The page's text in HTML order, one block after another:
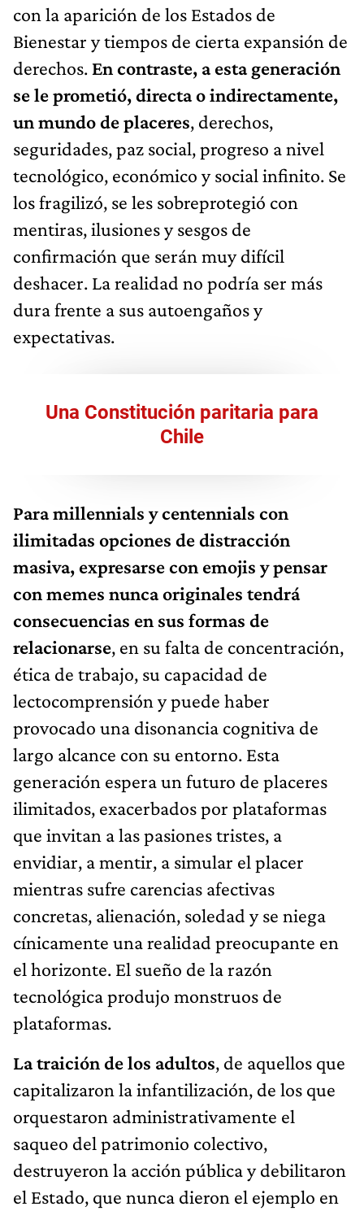
con la aparición de los Estados de
Bienestar y tiempos de cierta expansión de
derechos. En contraste, a esta generación
se le prometió, directa o indirectamente,
un mundo de placeres, derechos,
seguridades, paz social, progreso a nivel
tecnológico, económico y social infinito. Se
los fragilizó, se les sobreprotegió con
mentiras, ilusiones y sesgos de
confirmación que serán muy difícil
deshacer. La realidad no podría ser más
dura frente a sus autoengaños y
expectativas.
Una Constitución paritaria para
Chile
Para millennials y centennials con
ilimitadas opciones de distracción
masiva, expresarse con emojis y pensar
con memes nunca originales tendrá
consecuencias en sus formas de
relacionarse, en su falta de concentración,
ética de trabajo, su capacidad de
lectocomprensión y puede haber
provocado una disonancia cognitiva de
largo alcance con su entorno. Esta
generación espera un futuro de placeres
ilimitados, exacerbados por plataformas
que invitan a las pasiones tristes, a
envidiar, a mentir, a simular el placer
mientras sufre carencias afectivas
concretas, alienación, soledad y se niega
cínicamente una realidad preocupante en
el horizonte. El sueño de la razón
tecnológica produjo monstruos de
plataformas.
La traición de los adultos, de aquellos que
capitalizaron la infantilización, de los que
orquestaron administrativamente el
saqueo del patrimonio colectivo,
destruyeron la acción pública y debilitaron
el Estado, que nunca dieron el ejemplo en